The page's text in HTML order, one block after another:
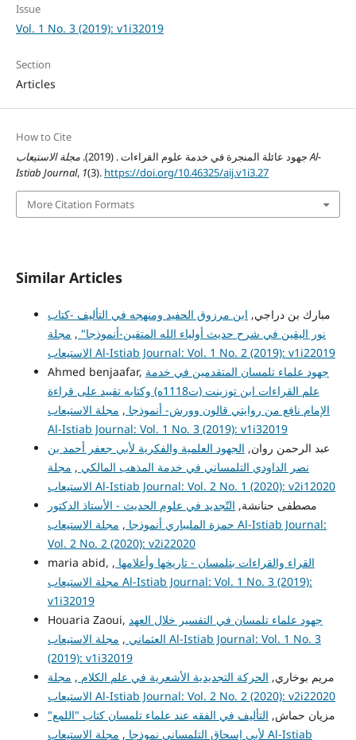
Issue
Vol. 1 No. 3 (2019): v1i32019
Section
Articles
How to Cite
جهود عائلة المنجرة في خدمة علوم القراءات . (2019).
مجلة الاستيعاب Al-
Istiab Journal, 1(3). https://doi.org/10.46325/aij.v1i3.27
More Citation Formats
Similar Articles
مبارك بن دراجي, ابن مرزوق الحفيد ومنهجه في التأليف -كتاب
نور اليقين في شرح حديث أولياء الله المتقين-أنموذجا" , مجلة
الاستيعاب Al-Istiab Journal: Vol. 1 No. 2 (2019): v1i22019
Ahmed benjaafar, جهود علماء تلمسان المتقدمين في خدمة
علم القراءات ابن توزينت (ت1118ه) وكتابه تقييد على قراءة
الإمام نافع من روايتي قالون وورش- أنموذجا , مجلة الاستيعاب
Al-Istiab Journal: Vol. 1 No. 3 (2019): v1i32019
عبد الرحمن روان, الجهود العلمية والفكرية لأبي جعفر أحمد بن
نصر الداودي التلمساني في خدمة المذهب المالكي , مجلة
الاستيعاب Al-Istiab Journal: Vol. 2 No. 1 (2020): v2i12020
مصطفى حنانشة, التّجديد في علوم الحديث - الأستاذ الدكتور
حمزة المليباري أنموذجا , مجلة الاستيعاب Al-Istiab Journal:
Vol. 2 No. 2 (2020): v2i22020
maria abid,
القراء والقراءات بتلمسان - تاريخها وأعلامها ,
مجلة الاستيعاب Al-Istiab Journal: Vol. 1 No. 3 (2019):
v1i32019
Houaria Zaoui, جهود علماء تلمسان في التفسير خلال العهد
العثماني , مجلة الاستيعاب Al-Istiab Journal: Vol. 1 No. 3
(2019): v1i32019
مريم بوخاري, الحركة التجديدية الأشعرية في علم الكلام , مجلة
الاستيعاب Al-Istiab Journal: Vol. 2 No. 2 (2020): v2i22020
مزيان حماش, التأليف في الفقه عند علماء تلمسان كتاب "اللمع"
لأبي إسحاق التلمساني نموذجا , مجلة الاستيعاب Al-Istiab